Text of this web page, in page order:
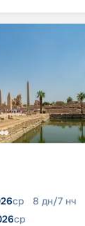
ср 8 дн/7 нч
ср